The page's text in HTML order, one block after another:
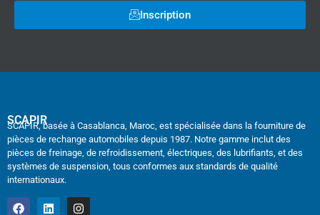
Inscription
SCAPIR
SCAPIR, basée à Casablanca, Maroc, est spécialisée dans la fourniture de
pièces de rechange automobiles depuis 1987. Notre gamme inclut des
pièces de freinage, de refroidissement, électriques, des lubrifiants, et des
systèmes de suspension, tous conformes aux standards de qualité
internationaux.